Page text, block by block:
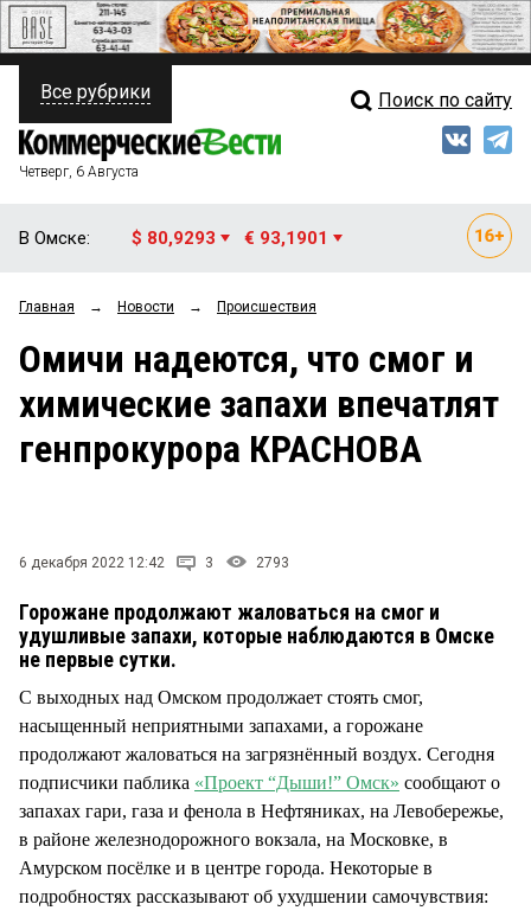
ПОЛИТИКА
ФИНАНСЫ
ОБЩЕСТВО
ЗАКОН
НОВОСТИ КОМПАНИЙ
Свежий выпуск
Мнения
Рейтинги
Блоги
Архив
Все рубрики Поиск по сайту
Четверг, 6 Августа
В Омске: $ 80,9293 € 93,1901
Главная → Новости → Происшествия
Омичи надеются, что смог и
химические запахи впечатлят
генпрокурора КРАСНОВА
6 декабря 2022 12:42 3 2793
Горожане продолжают жаловаться на смог и
удушливые запахи, которые наблюдаются в Омске
не первые сутки.
С выходных над Омском продолжает стоять смог,
насыщенный неприятными запахами, а горожане
продолжают жаловаться на загрязнённый воздух. Сегодня
подписчики паблика «Проект “Дыши!” Омск» сообщают о
запахах гари, газа и фенола в Нефтяниках, на Левобережье,
в районе железнодорожного вокзала, на Московке, в
Амурском посёлке и в центре города. Некоторые в
подробностях рассказывают об ухудшении самочувствия: